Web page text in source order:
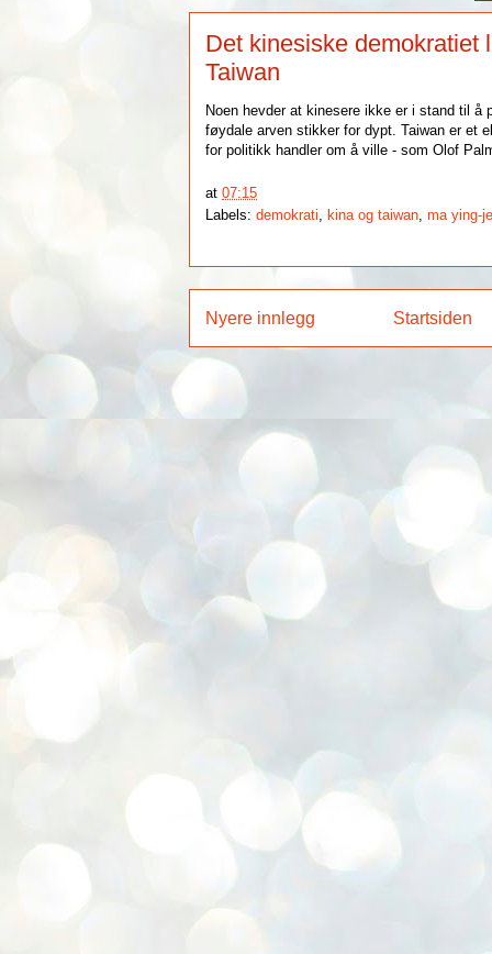
Det kinesiske demokratiet
Taiwan
Noen hevder at kinesere ikke er i stand til å
føydale arven stikker for dypt. Taiwan er et
for politikk handler om å ville - som Olof
at07:15
Labels:demokrati ,kina og taiwan ,ma ying-
Nyere innlegg Startsiden